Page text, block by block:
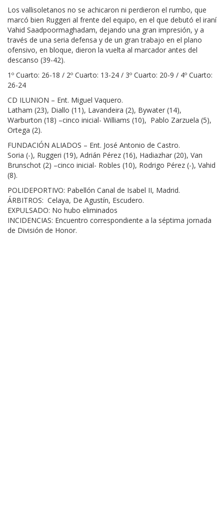
Los vallisoletanos no se achicaron ni perdieron el rumbo, que
marcó bien Ruggeri al frente del equipo, en el que debutó el iraní
Vahid Saadpoormaghadam, dejando una gran impresión, y a
través de una seria defensa y de un gran trabajo en el plano
ofensivo, en bloque, dieron la vuelta al marcador antes del
descanso (39-42).
1º Cuarto: 26-18 / 2º Cuarto: 13-24 / 3º Cuarto: 20-9 / 4º Cuarto:
26-24
CD ILUNION – Ent. Miguel Vaquero.
Latham (23), Diallo (11), Lavandeira (2), Bywater (14),
Warburton (18) –cinco inicial- Williams (10), Pablo Zarzuela (5),
Ortega (2).
FUNDACIÓN ALIADOS – Ent. José Antonio de Castro.
Soria (-), Ruggeri (19), Adrián Pérez (16), Hadiazhar (20), Van
Brunschot (2) –cinco inicial- Robles (10), Rodrigo Pérez (-), Vahid
(8).
POLIDEPORTIVO: Pabellón Canal de Isabel II, Madrid.
ÁRBITROS: Celaya, De Agustín, Escudero.
EXPULSADO: No hubo eliminados
INCIDENCIAS: Encuentro correspondiente a la séptima jornada
de División de Honor.